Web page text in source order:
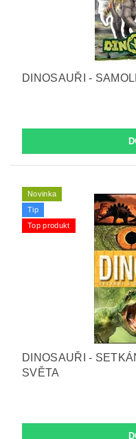
DINOSAUŘI -
Novinka
Tip
Top produkt
DINOSAUŘI -
SVĚTA